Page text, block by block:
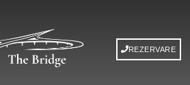
REZERVARE